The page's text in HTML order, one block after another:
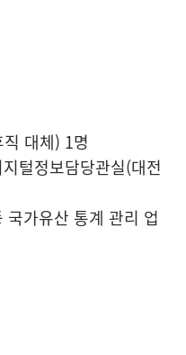
대체) 1명
털정보담당관실(대전
가유산 통계 관리 업